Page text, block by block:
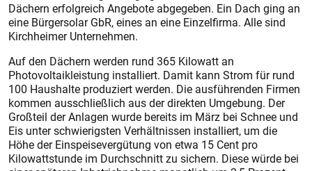
Dächern erfolgreich Angebote abgegeben. Ein Dach ging an
eine Bürgersolar GbR, eines an eine Einzelfirma. Alle sind
Kirchheimer Unternehmen.
Auf den Dächern werden rund 365 Kilowatt an
Photovoltaikleistung installiert. Damit kann Strom für rund
100 Haushalte produziert werden. Die ausführenden Firmen
kommen ausschließlich aus der direkten Umgebung. Der
Großteil der Anlagen wurde bereits im März bei Schnee und
Eis unter schwierigsten Verhältnissen installiert, um die
Höhe der Einspeisevergütung von etwa 15 Cent pro
Kilowattstunde im Durchschnitt zu sichern. Diese würde bei